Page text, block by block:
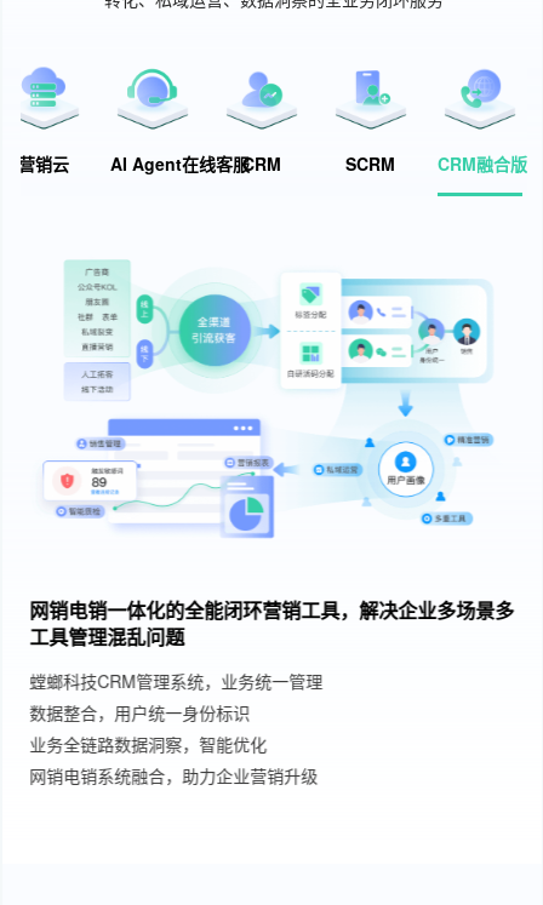
营销云 AI Agent在线客服CRM SCRM CRM融合版
网销电销一体化的全能闭环营销工具，解决企业多场景多
工具管理混乱问题
螳螂科技CRM管理系统，业务统一管理
数据整合，用户统一身份标识
业务全链路数据洞察，智能优化
网销电销系统融合，助力企业营销升级